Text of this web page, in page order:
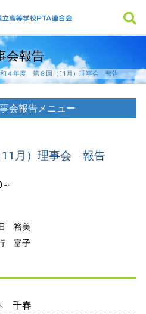
会報告
４年度 第８回（11月）理事会 報告
月）理事会 報告
裕美
富子
千春
会報告メニュー